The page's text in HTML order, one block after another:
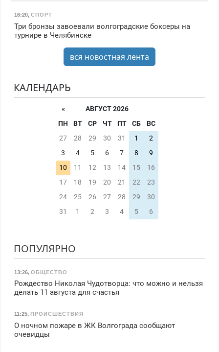
16:20, СПОРТ
Три бронзы завоевали волгоградские боксеры на
турнире в Челябинске
вся новостная лента
КАЛЕНДАРЬ
«
АВГУСТ 2026
ПН
ВТ СР ЧТ ПТ СБ
ВС
27
28 29 30 31 1
2
3
4 5 6 7 8
9
10
11 12 13 14 15
16
17
18 19 20 21 22
23
24
25 26 27 28 29
30
31
1 2 3 4 5 6
ПОПУЛЯРНО
13:26, ОБЩЕСТВО
Рождество Николая Чудотворца: что можно и нельзя
делать 11 августа для счастья
11:25, ПРОИСШЕСТВИЯ
О ночном пожаре в ЖК Волгограда сообщают
очевидцы